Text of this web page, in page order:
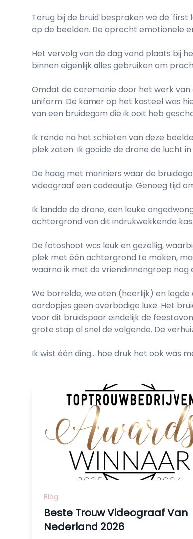
Terug bij de bruid bespraken we de
op de beelden. De oprecht emotionele
Het vervolg van de dag vond plaats bij
binnen eigenlijk alles gebruiken om
Omdat de ceremonie door het werk
uniform. De kamer op het kasteel was
van een bruidegom die ik ooit heb
Ik rende na het schieten van deze
plek zaten. Ik gooide de drone de lucht
De haag met mariniers waar de
videograaf een cadeautje. Genoeg tijd
Ik landde de drone, een leuke
achtergrond van dit indrukwekkende
De fotoshoot was leuk en gezellig,
plek met één achtergrond te maken,
waarna ik met de vriendinnengroep
We borrelde, we aten (heerlijk) en
oordopjes geen overbodige luxe. Het
voor dit bruidspaar eindelijk de
grote stap al snel de volgende. De
Ik wist één ding... hoe druk het ook was
Blog
Beste Trouw Videograaf Van
Nederland 2026